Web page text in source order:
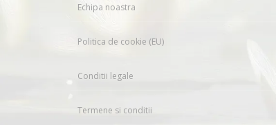
Echipa noastra
Politica de cookie (EU)
Conditii legale
Termene si conditii